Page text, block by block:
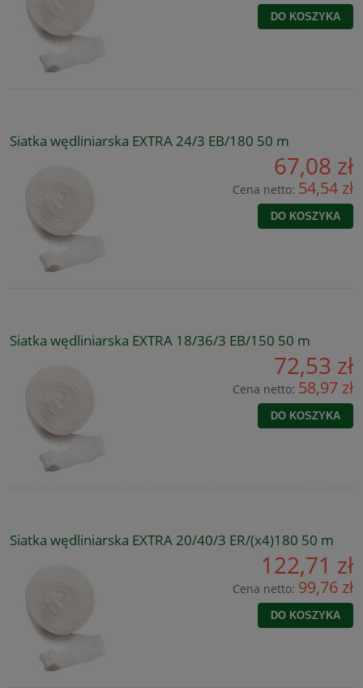
DO KOSZYKA
Siatka wędliniarska EXTRA 24/3 EB/180 50 m
67,08 zł
Cena netto: 54,54 zł
DO KOSZYKA
Siatka wędliniarska EXTRA 18/36/3 EB/150 50 m
72,53 zł
Cena netto: 58,97 zł
DO KOSZYKA
Siatka wędliniarska EXTRA 20/40/3 ER/(x4)180 50 m
122,71 zł
Cena netto: 99,76 zł
DO KOSZYKA